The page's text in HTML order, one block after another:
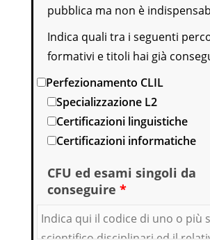
pubblica ma non è
Indica quali tra i seguenti
formativi e titoli hai già
Perfezionamento CLIL
Specializzazione L2
Certificazioni linguistiche
Certificazioni informatiche
CFU ed esami singoli da
conseguire *